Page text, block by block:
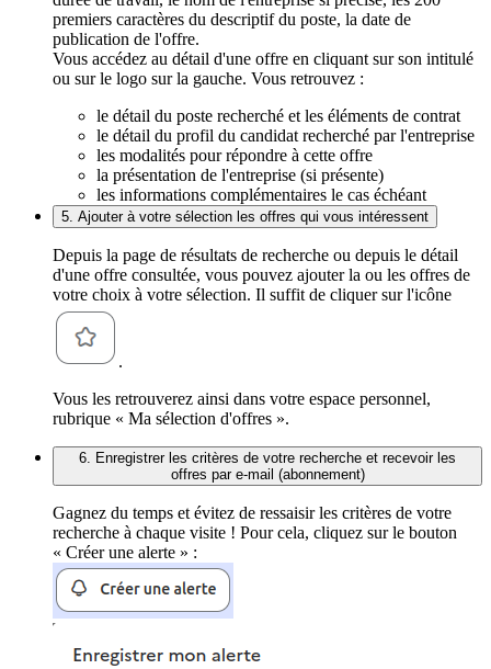
premiers caractères du descriptif du poste, la date de
publication de l'offre.
Vous accédez au détail d'une offre en cliquant sur son intitulé
ou sur le logo sur la gauche. Vous retrouvez :
le détail du poste recherché et les éléments de contrat
le détail du profil du candidat recherché par l'entreprise
les modalités pour répondre à cette offre
la présentation de l'entreprise (si présente)
les informations complémentaires le cas échéant
5. Ajouter à votre sélection les offres qui vous intéressent
Depuis la page de résultats de recherche ou depuis le détail
d'une offre consultée, vous pouvez ajouter la ou les offres de
votre choix à votre sélection. Il suffit de cliquer sur l'icône
.
Vous les retrouverez ainsi dans votre espace personnel,
rubrique « Ma sélection d'offres ».
6. Enregistrer les critères de votre recherche et recevoir les
offres par e-mail (abonnement)
Gagnez du temps et évitez de ressaisir les critères de votre
recherche à chaque visite ! Pour cela, cliquez sur le bouton
« Créer une alerte » :